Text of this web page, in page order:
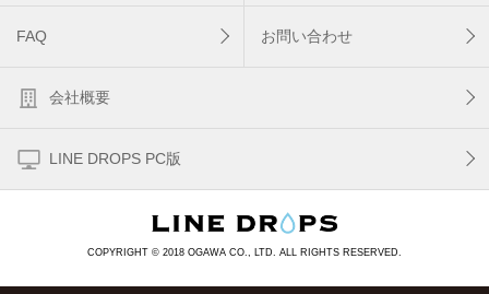
FAQ お問い合わせ
会社概要
LINE DROPS PC版
COPYRIGHT © 2018 OGAWA CO., LTD. ALL RIGHTS RESERVED.